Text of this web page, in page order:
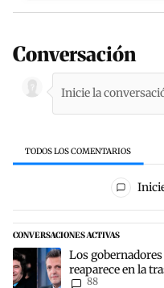
Conversación
TODOS LOS COMENTARIOS
Todos los
CONVERSACIONES ACTIVAS
Este listado muestra los
Un artículo de tendencia
Los
reaparece en la
88